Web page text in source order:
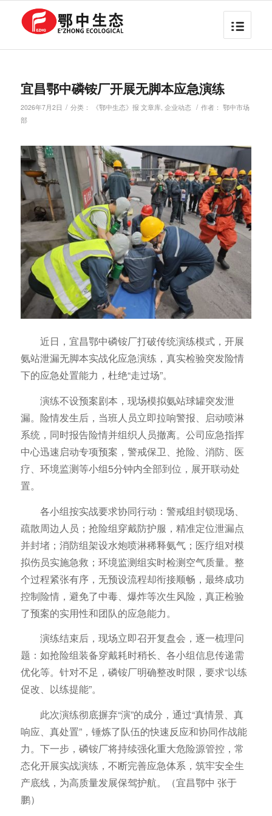
宜昌鄂中磷铵厂开展无脚本应急演练
2026年7月2日 / 分类： 《鄂中生态》报 文章库, 企业动态 / 作者： 鄂中市场
部
近日，宜昌鄂中磷铵厂打破传统演练模式，开展
氨站泄漏无脚本实战化应急演练，真实检验突发险情
下的应急处置能力，杜绝“走过场”。
演练不设预案剧本，现场模拟氨站球罐突发泄
漏。险情发生后，当班人员立即拉响警报、启动喷淋
系统，同时报告险情并组织人员撤离。公司应急指挥
中心迅速启动专项预案，警戒保卫、抢险、消防、医
疗、环境监测等小组5分钟内全部到位，展开联动处
置。
各小组按实战要求协同行动：警戒组封锁现场、
疏散周边人员；抢险组穿戴防护服，精准定位泄漏点
并封堵；消防组架设水炮喷淋稀释氨气；医疗组对模
拟伤员实施急救；环境监测组实时检测空气质量。整
个过程紧张有序，无预设流程却衔接顺畅，最终成功
控制险情，避免了中毒、爆炸等次生风险，真正检验
了预案的实用性和团队的应急能力。
演练结束后，现场立即召开复盘会，逐一梳理问
题：如抢险组装备穿戴耗时稍长、各小组信息传递需
优化等。针对不足，磷铵厂明确整改时限，要求“以练
促改、以练提能”。
此次演练彻底摒弃“演”的成分，通过“真情景、真
响应、真处置”，锤炼了队伍的快速反应和协同作战能
力。下一步，磷铵厂将持续强化重大危险源管控，常
态化开展实战演练，不断完善应急体系，筑牢安全生
产底线，为高质量发展保驾护航。（宜昌鄂中 张于
鹏）